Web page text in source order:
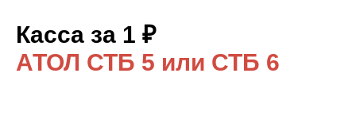
Касса за 1 ₽
АТОЛ СТБ 5 или СТБ 6